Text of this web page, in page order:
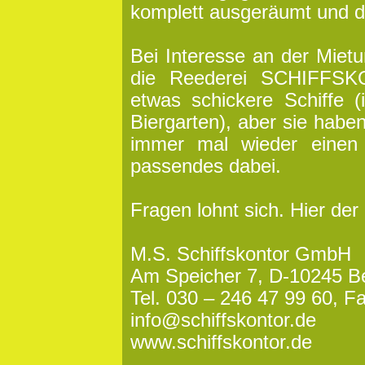
komplett ausgeräumt und
Bei Interesse an der
die Reederei
etwas schickere Schiffe
Biergarten), aber sie
immer mal wieder
passendes dabei.
Fragen lohnt sich. Hier der
M.S. Schiffskontor GmbH
Am Speicher 7, D-10245
Tel. 030 – 246 47 99 60,
info@schiffskontor.de
www.schiffskontor.de